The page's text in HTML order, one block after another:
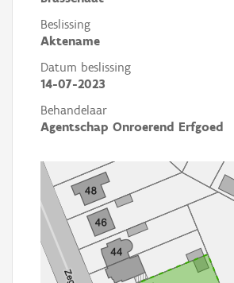
Beslissing
Aktename
Datum beslissing
14-07-2023
Behandelaar
Agentschap Onroerend Erfgoed